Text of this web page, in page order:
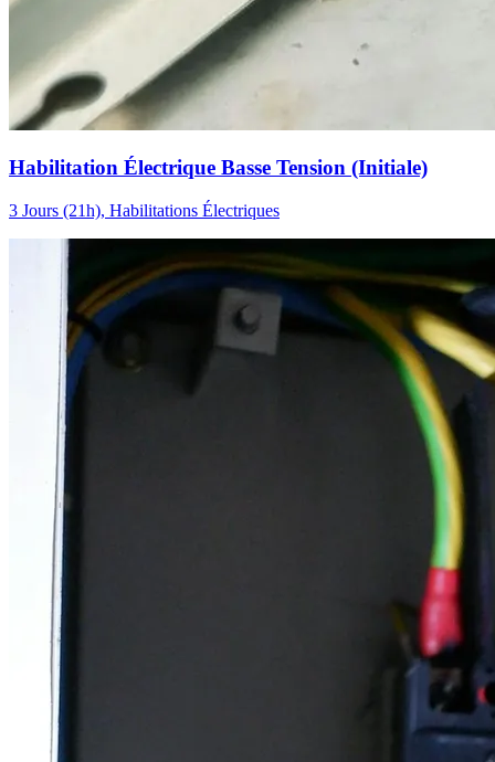
Habilitation Électrique Basse Tension (Initiale)
3 Jours (21h), Habilitations Électriques